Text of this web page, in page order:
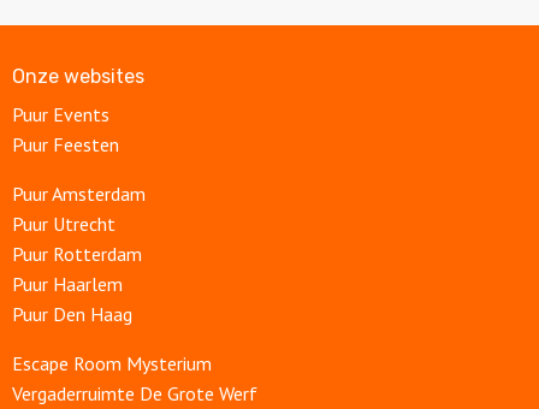
Onze websites
Puur Events
Puur Feesten
Puur Amsterdam
Puur Utrecht
Puur Rotterdam
Puur Haarlem
Puur Den Haag
Escape Room Mysterium
Vergaderruimte De Grote Werf